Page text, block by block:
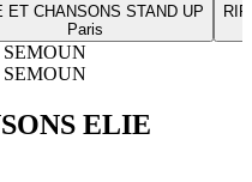
ET CHANSONS STAND UP
Paris
ELIE